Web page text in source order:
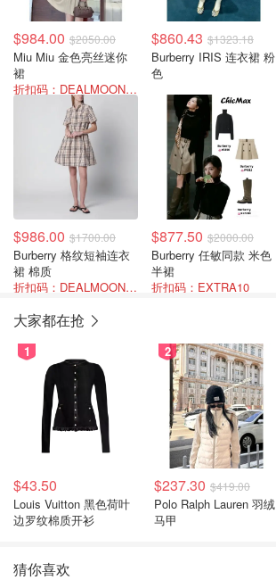
$984.00 $2050.00
Miu Miu 金色亮丝迷你
裙
折扣码：DEALMOON-AOT26
$860.43 $1323.18
Burberry IRIS 连衣裙 粉
色
$986.00 $1700.00
Burberry 格纹短袖连衣
裙 棉质
折扣码：DEALMOON-AOT26
$877.50 $2000.00
Burberry 任敏同款 米色
半裙
折扣码：EXTRA10
大家都在抢
1
$43.50
Louis Vuitton 黑色荷叶
边罗纹棉质开衫
2
$237.30 $419.00
Polo Ralph Lauren 羽绒
马甲
猜你喜欢